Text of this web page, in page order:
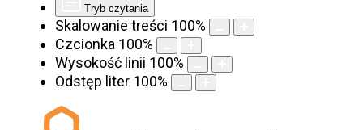
Tryb czytania
Skalowanie treści 100%
Czcionka 100%
Wysokość linii 100%
Odstęp liter 100%